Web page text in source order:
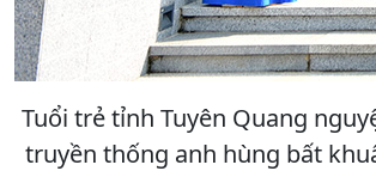
Tuổi trẻ tỉnh Tuyên Quang
truyền thống anh hùng bất